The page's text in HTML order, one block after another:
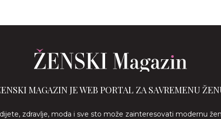
MAGAZIN JE WEB PORTAL ZA SAVREMENU
zdravlje, moda i sve sto može zainteresovati modernu